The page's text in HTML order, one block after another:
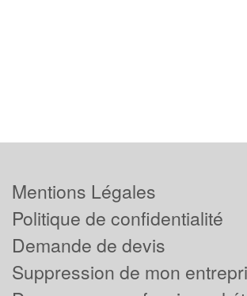
Mentions Légales
Politique de confidentialité
Demande de devis
Suppression de mon